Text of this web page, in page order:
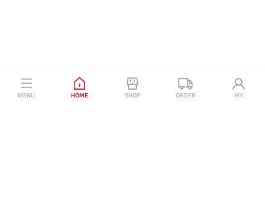
이용약관 개인정보 처리방침 고객센터
MENU HOME SHOP ORDER MY